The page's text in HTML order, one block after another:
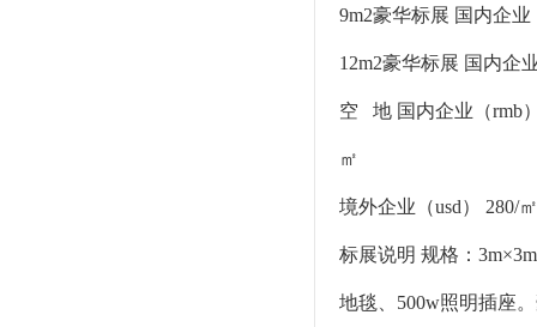
9m2豪华标展 国内企业
12m2豪华标展 国内企
空 地 国内企业（rmb
㎡
境外企业（usd） 280/㎡
标展说明 规格：
地毯、500w照明插座